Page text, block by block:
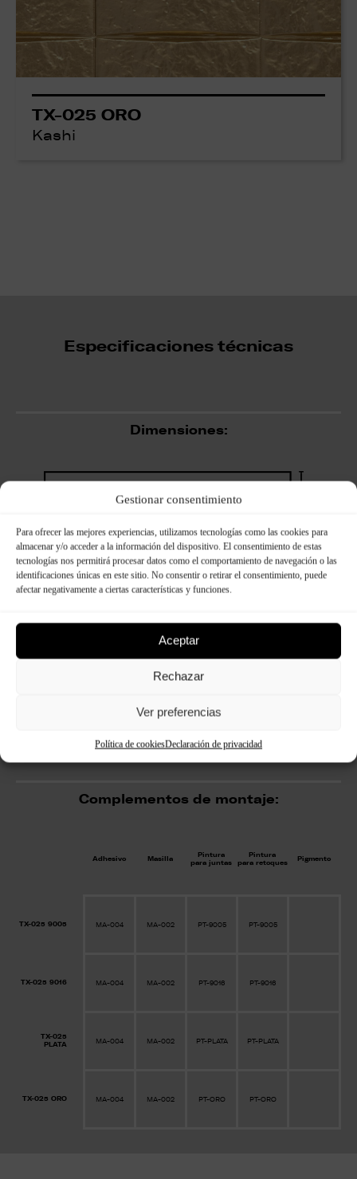
Gestionar consentimiento
Para ofrecer las mejores experiencias, utilizamos tecnologías como las cookies para
almacenar y/o acceder a la información del dispositivo. El consentimiento de estas
tecnologías nos permitirá procesar datos como el comportamiento de navegación o las
identificaciones únicas en este sitio. No consentir o retirar el consentimiento, puede
afectar negativamente a ciertas características y funciones.
Aceptar
Rechazar
Ver preferencias
Política de cookiesDeclaración de privacidad
TX-025 ORO
Kashi
Especificaciones técnicas
Dimensiones:
Complementos de montaje:
Adhesivo Masilla
Pintura
para juntas
Pintura
para retoques
Pigmento
TX-025 9005 MA-004 MA-002 PT-9005 PT-9005
TX-025 9016 MA-004 MA-002 PT-9016 PT-9016
TX-025
PLATA
MA-004 MA-002 PT-PLATA PT-PLATA
TX-025 ORO MA-004 MA-002 PT-ORO PT-ORO